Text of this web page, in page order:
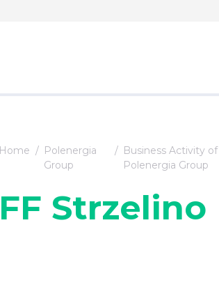
Home
Polenergia
Group
Business Activity of
Polenergia Group
FF Strzelino